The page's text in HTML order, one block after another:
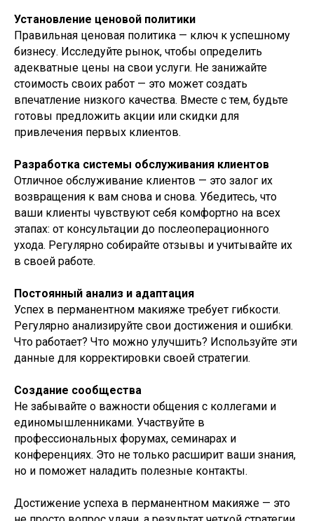
Установление ценовой политики
Правильная ценовая политика — ключ к успешному
бизнесу. Исследуйте рынок, чтобы определить
адекватные цены на свои услуги. Не занижайте
стоимость своих работ — это может создать
впечатление низкого качества. Вместе с тем, будьте
готовы предложить акции или скидки для
привлечения первых клиентов.
Разработка системы обслуживания клиентов
Отличное обслуживание клиентов — это залог их
возвращения к вам снова и снова. Убедитесь, что
ваши клиенты чувствуют себя комфортно на всех
этапах: от консультации до послеоперационного
ухода. Регулярно собирайте отзывы и учитывайте их
в своей работе.
Постоянный анализ и адаптация
Успех в перманентном макияже требует гибкости.
Регулярно анализируйте свои достижения и ошибки.
Что работает? Что можно улучшить? Используйте эти
данные для корректировки своей стратегии.
Создание сообщества
Не забывайте о важности общения с коллегами и
единомышленниками. Участвуйте в
профессиональных форумах, семинарах и
конференциях. Это не только расширит ваши знания,
но и поможет наладить полезные контакты.
Достижение успеха в перманентном макияже — это